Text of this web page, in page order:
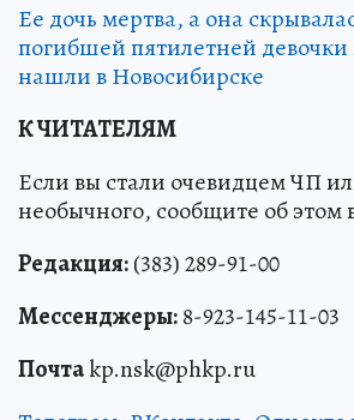
Ее дочь мертва, а она
погибшей пятилетней
нашли в Новосибирске
К ЧИТАТЕЛЯМ
Если вы стали очевидцем ЧП
необычного, сообщите об этом
Редакция:(383) 289-91-00
Мессенджеры:8-923-145-11-03
Почтаkp.nsk@phkp.ru